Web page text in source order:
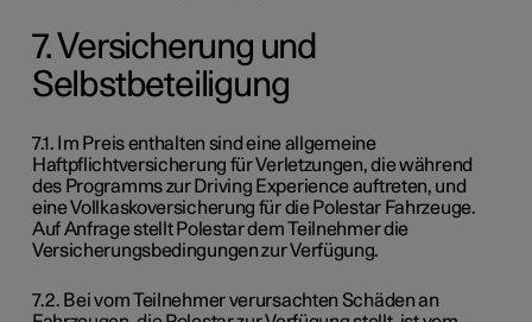
7. Versicherung und
Selbstbeteiligung
7.1. Im Preis enthalten sind eine allgemeine
Haftpflichtversicherung für Verletzungen, die während
des Programms zur Driving Experience auftreten, und
eine Vollkaskoversicherung für die Polestar Fahrzeuge.
Auf Anfrage stellt Polestar dem Teilnehmer die
Versicherungsbedingungen zur Verfügung.
7.2. Bei vom Teilnehmer verursachten Schäden an